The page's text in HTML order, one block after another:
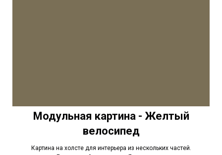
Модульная картина - Желтый
велосипед
Картина на холсте для интерьера из нескольких частей.